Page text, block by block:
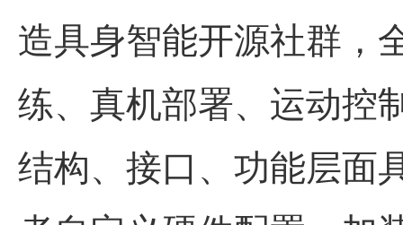
造具身智能开源社群，
练、真机部署、运动控
结构、接口、功能层面